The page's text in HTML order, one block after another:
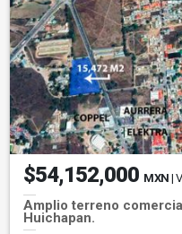
$54,152,000 MXN |
Amplio terreno
Huichapan.